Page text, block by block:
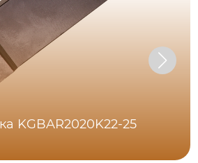
KGBAR2020K22-25